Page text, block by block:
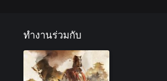
New and Varied Units
With a host of new units for Cao Cao, Yuan
elite Northern Army units, this is a Chapter
ทำงานร่วมกับ